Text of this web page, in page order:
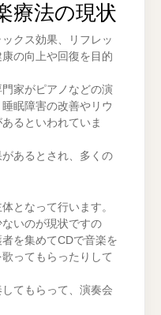
療法の現状
クス効果、リフレッ
の向上や回復を目的
家がピアノなどの演
眠障害の改善やリウ
るといわれていま
あるとされ、多くの
となって行います。
いのが現状ですの
を集めてCDで音楽を
ってもらったりして
てもらって、演奏会